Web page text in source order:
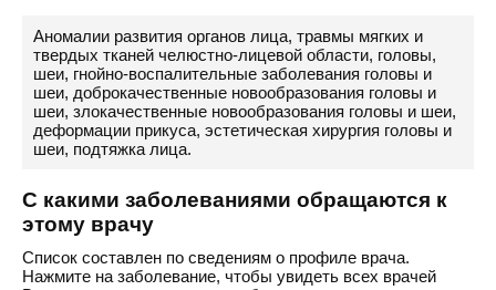
Аномалии развития органов лица, травмы мягких и
твердых тканей челюстно-лицевой области, головы,
шеи, гнойно-воспалительные заболевания головы и
шеи, доброкачественные новообразования головы и
шеи, злокачественные новообразования головы и шеи,
деформации прикуса, эстетическая хирургия головы и
шеи, подтяжка лица.
С какими заболеваниями обращаются к
этому врачу
Список составлен по сведениям о профиле врача.
Нажмите на заболевание, чтобы увидеть всех врачей